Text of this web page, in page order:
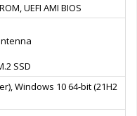
UEFI AMI BIOS
SSD
Windows 10 64-bit (21H2